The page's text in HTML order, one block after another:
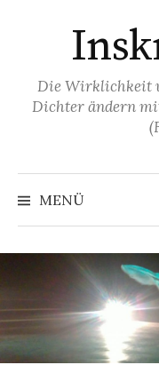
Die Wirklichkeit
Dichter ändern
MENÜ